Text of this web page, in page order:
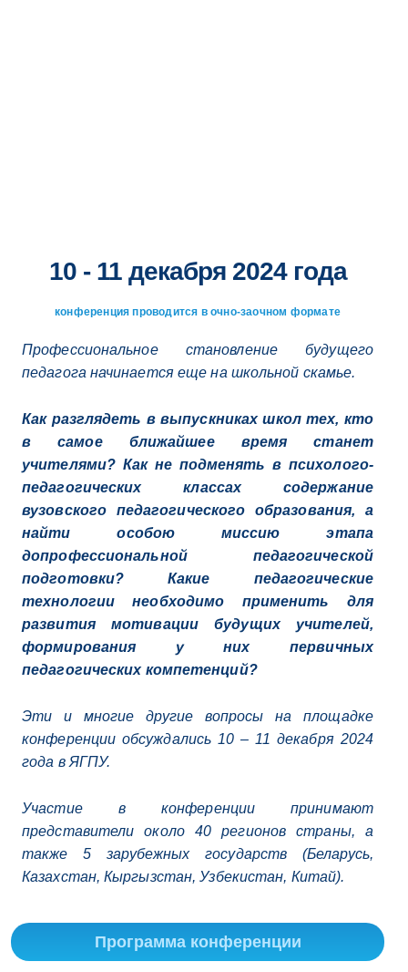
10 - 11 декабря 2024 года
конференция проводится в очно-заочном формате
Профессиональное становление будущего
педагога начинается еще на школьной скамье.
Как разглядеть в выпускниках школ тех, кто
в самое ближайшее время станет
учителями? Как не подменять в психолого-
педагогических классах содержание
вузовского педагогического образования, а
найти особою миссию этапа
допрофессиональной педагогической
подготовки? Какие педагогические
технологии необходимо применить для
развития мотивации будущих учителей,
формирования у них первичных
педагогических компетенций?
Эти и многие другие вопросы на площадке
конференции обсуждались 10 – 11 декабря 2024
года в ЯГПУ.
Участие в конференции принимают
представители около 40 регионов страны, а
также 5 зарубежных государств (Беларусь,
Казахстан, Кыргызстан, Узбекистан, Китай).
Программа конференции